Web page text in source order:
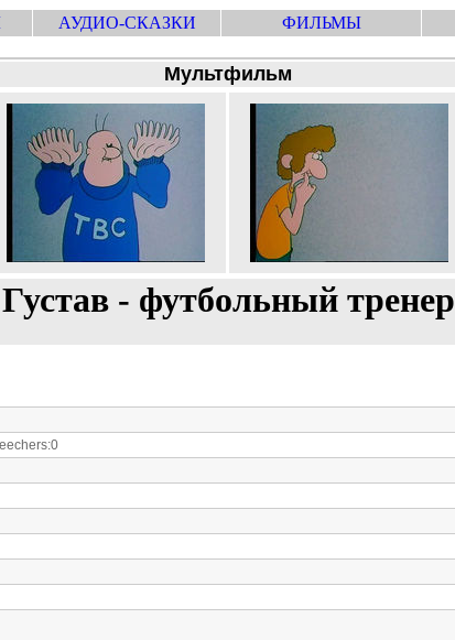
АУДИО-СКАЗКИ ФИЛЬМЫ
Мультфильм
Густав - футбольный тренер